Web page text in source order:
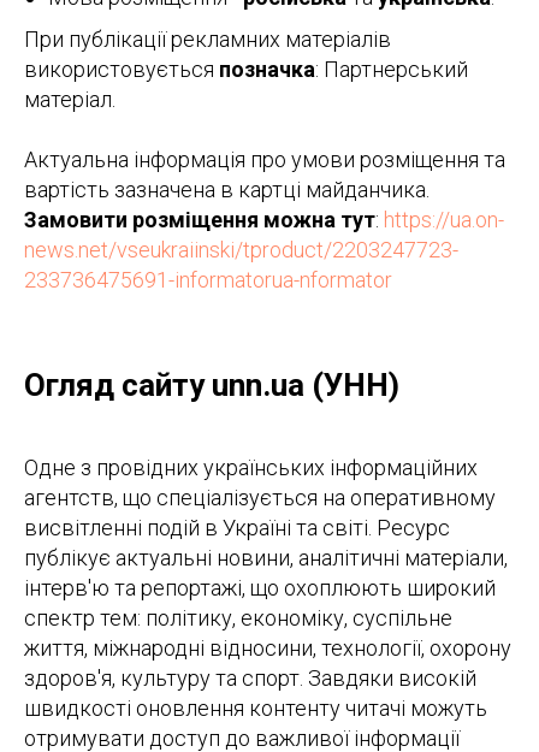
При публікації рекламних матеріалів
використовується позначка: Партнерський
матеріал.
Актуальна інформація про умови розміщення та
вартість зазначена в картці майданчика.
Замовити розміщення можна тут: https://ua.on-
news.net/vseukraiinski/tproduct/2203247723-
233736475691-informatorua-nformator
Огляд сайту unn.ua (УНН)
Одне з провідних українських інформаційних
агентств, що спеціалізується на оперативному
висвітленні подій в Україні та світі. Ресурс
публікує актуальні новини, аналітичні матеріали,
інтерв'ю та репортажі, що охоплюють широкий
спектр тем: політику, економіку, суспільне
життя, міжнародні відносини, технології, охорону
здоров'я, культуру та спорт. Завдяки високій
швидкості оновлення контенту читачі можуть
отримувати доступ до важливої інформації